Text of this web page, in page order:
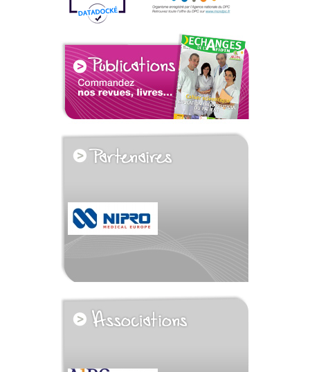
voir tous les partenaires